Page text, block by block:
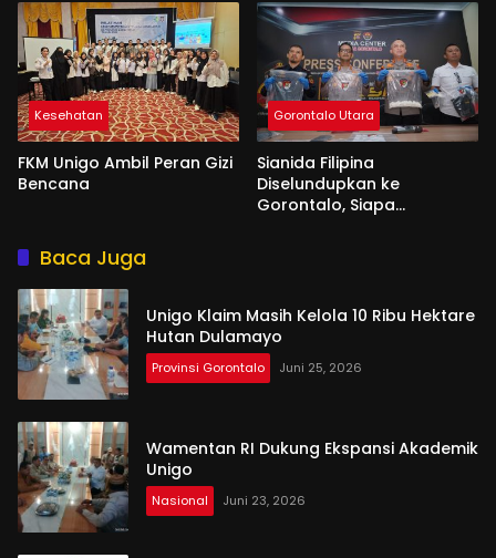
Kesehatan
FKM Unigo Ambil Peran Gizi
Bencana
Gorontalo Utara
Sianida Filipina
Diselundupkan ke
Gorontalo, Siapa
Baca Juga
Unigo Klaim Masih Kelola 10 Ribu Hektare
Hutan Dulamayo
Provinsi Gorontalo Juni 25, 2026
Wamentan RI Dukung Ekspansi Akademik
Unigo
Nasional Juni 23, 2026